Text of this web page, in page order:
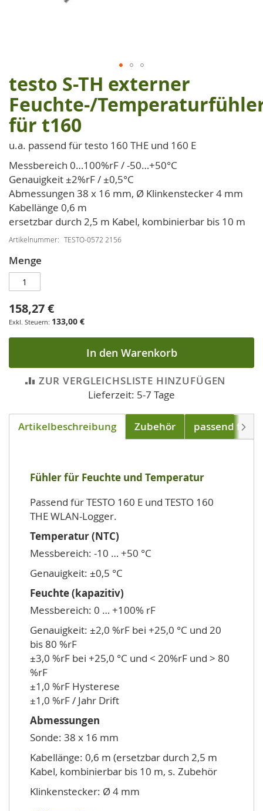
Zum
Anfang
der
Bildgalerie
springen
testo S-TH externer
Feuchte-/
für t160
u.a. passend für testo 160 THE und 160 E
Messbereich 0…100%rF / -50…+50°C
Genauigkeit ±2%rF / ±0,5°C
Abmessungen 38 x 16 mm, Ø Klinkenstecker 4 mm
Kabellänge 0,6 m
ersetzbar durch 2,5 m Kabel, kombinierbar bis 10 m
Artikelnummer TESTO-0572 2156
Menge
158,27 €
133,00 €
In den Warenkorb
ZUR VERGLEICHSLISTE HINZUFÜGEN
Lieferzeit: 5-7 Tage
Artikelbeschreibung Zubehör passend für
Fühler für Feuchte und Temperatur
Passend für TESTO 160 E und TESTO 160
THE WLAN-Logger.
Temperatur (NTC)
Messbereich: -10 … +50 °C
Genauigkeit: ±0,5 °C
Feuchte (kapazitiv)
Messbereich: 0 … +100% rF
Genauigkeit: ±2,0 %rF bei +25,0 °C und 20
bis 80 %rF
±3,0 %rF bei +25,0 °C und < 20%rF und > 80
%rF
±1,0 %rF Hysterese
±1,0 %rF / Jahr Drift
Abmessungen
Sonde: 38 x 16 mm
Kabellänge: 0,6 m (ersetzbar durch 2,5 m
Kabel, kombinierbar bis 10 m, s. Zubehör
Klinkenstecker: Ø 4 mm